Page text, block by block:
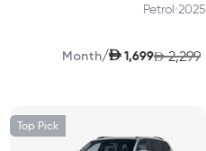
2025
•
Petrol
AED 2,299
AED 1,699
/
Month
Top Pick